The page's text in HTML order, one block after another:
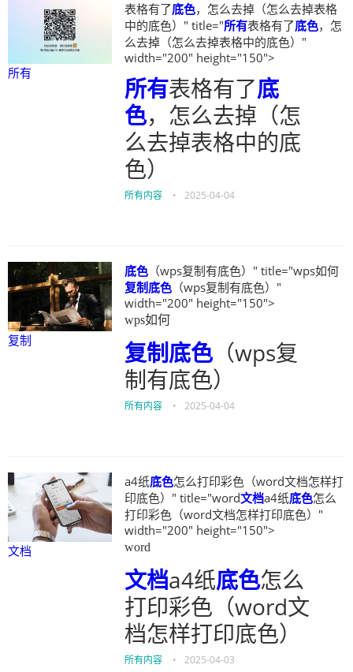
所有
表格有了底色，怎么去掉（怎么去掉表格
中的底色）" title="所有表格有了底色，怎
么去掉（怎么去掉表格中的底色）"
width="200" height="150">
所有表格有了底
色，怎么去掉（怎
么去掉表格中的底
色）
所有内容 • 2025-04-04
复制
底色 （wps复制有底色）" title="wps如何
复制 底色 （wps复制有底色）"
width="200" height="150">
wps如何
复制底色（wps复
制有底色）
所有内容 • 2025-04-04
文档
a4纸底色怎么打印彩色（word文档怎样打
印底色）" title="word文档a4纸底色怎么
打印彩色（word文档怎样打印底色）"
width="200" height="150">
word
文档a4纸底色怎么
打印彩色（word文
档怎样打印底色）
所有内容 • 2025-04-03